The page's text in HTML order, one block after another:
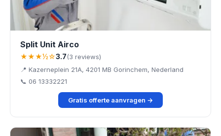
Split Unit Airco
★★★½☆3.7(3 reviews)
📍 Kazerneplein 21A, 4201 MB Gorinchem, Nederland
📞 06 13332221
Gratis offerte aanvragen →